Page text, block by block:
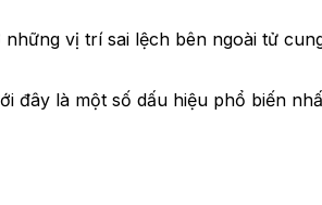
vị trí sai lệch bên ngoài tử
đây là một số dấu hiệu phổ biến